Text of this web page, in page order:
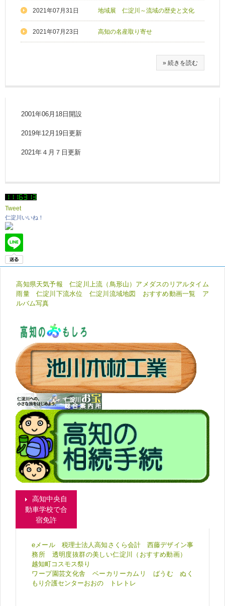
2021年07月31日 地域展 仁淀川～流域の歴史と文化
2021年07月23日 高知の名産取り寄せ
» 続きを読む
2001年06月18日開設
2019年12月19日更新
2021年４月７日更新
Tweet
仁淀川いいね！
高知県天気予報
仁淀川上流（鳥形山）アメダスのリアルタイム
雨量
仁淀川下流水位 仁淀川流域地図 おすすめ動画一覧
ア
ルバム写真
高知中央自
動車学校で合
宿免許
eメール 税理士法人高知さくら会計
西藤デザイン事
務所
透明度抜群の美しい仁淀川（おすすめ動画）
越知町コスモス祭り
ワープ園芸文化舎
ベーカリーカムリ ばうむ
ぬく
もり介護センターおおの
トレトレ